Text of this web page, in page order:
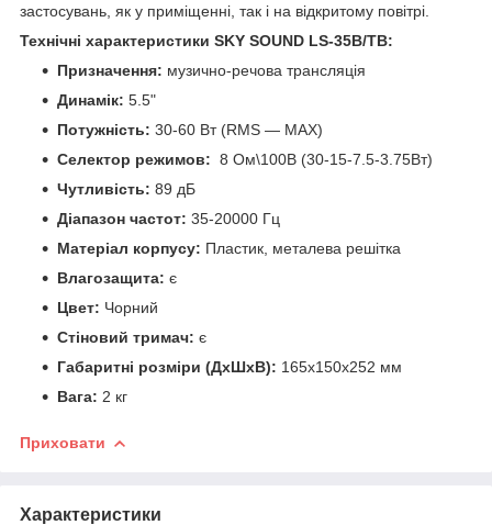
застосувань, як у приміщенні, так і на відкритому повітрі.
Технічні характеристики SKY SOUND LS-35B/TB:
Призначення: музично-речова трансляція
Динамік: 5.5"
Потужність: 30-60 Вт (RMS — MAX)
Селектор режимов: 8 Ом\100В (30-15-7.5-3.75Вт)
Чутливість: 89 дБ
Діапазон частот: 35-20000 Гц
Матеріал корпусу: Пластик, металева решітка
Влагозащита: є
Цвет: Чорний
Стіновий тримач: є
Габаритні розміри (ДхШхВ): 165х150x252 мм
Вага: 2 кг
Приховати
Характеристики